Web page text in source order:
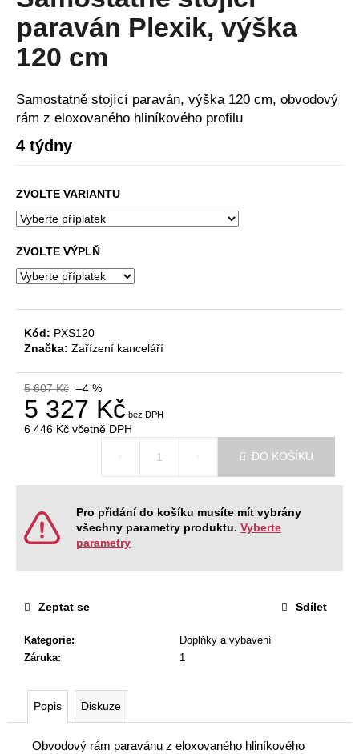
5
hvězdiček.
paraván Plexik, výška
120 cm
Samostatně stojící paraván, výška 120 cm, obvodový
rám z eloxovaného hliníkového profilu
4 týdny
ZVOLTE VARIANTU
ZVOLTE VÝPLŇ
Kód: PXS120
Značka: Zařízení kanceláří
5 607 Kč –4 %
5 327 Kč
6 446 Kč včetně DPH
DO KOŠÍKU
Pro přidání do košíku musíte mít vybrány
všechny parametry produktu. Vyberte
parametry
Kategorie:
Doplňky a vybavení
Záruka: 1
Zeptat se Sdílet
Popis Diskuze
Obvodový rám paravánu z eloxovaného hliníkového
a
j
í
?
D
o
o
u
u
m
SESTAVA
NEVADA
931
74
Kč